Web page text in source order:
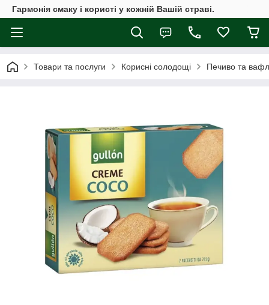
Гармонія смаку і користі у кожній Вашій страві.
Товари та послуги Корисні солодощі Печиво та